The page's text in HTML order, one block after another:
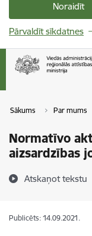
Noraidīt
Pārvaldīt sīkdatnes
Sākums Par mums
Normatīvo
aizsardzības
Atskaņot tekstu
Publicēts: 14.09.2021.